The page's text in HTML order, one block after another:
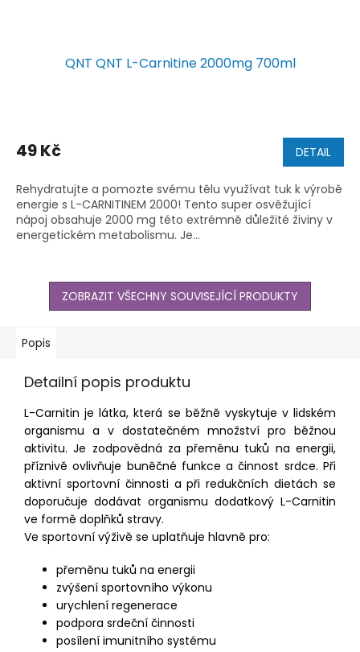
QNT QNT L-Carnitine 2000mg 700ml
49 Kč DETAIL
Rehydratujte a pomozte svému tělu využívat tuk k výrobě
energie s L-CARNITINEM 2000! Tento super osvěžující
nápoj obsahuje 2000 mg této extrémně důležité živiny v
energetickém metabolismu. Je...
ZOBRAZIT VŠECHNY SOUVISEJÍCÍ PRODUKTY
Popis
Detailní popis produktu
L-Carnitin je látka, která se běžně vyskytuje v lidském
organismu a v dostatečném množství pro běžnou
aktivitu. Je zodpovědná za přeměnu tuků na energii,
příznivě ovlivňuje buněčné funkce a činnost srdce. Při
aktivní sportovní činnosti a při redukčních dietách se
doporučuje dodávat organismu dodatkový L-Carnitin
ve formě doplňků stravy.
Ve sportovní výživě se uplatňuje hlavně pro:
přeměnu tuků na energii
zvýšení sportovního výkonu
urychlení regenerace
podpora srdeční činnosti
posílení imunitního systému